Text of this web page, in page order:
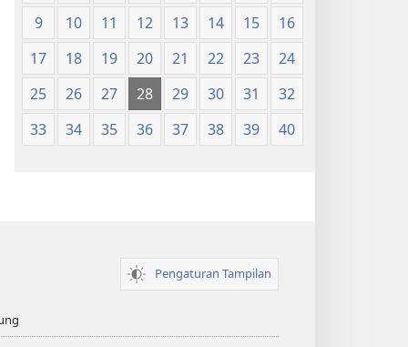
9
10 11 12 13 14 15
16
17
18 19 20 21 22 23
24
25
26 27 28 29 30 31
32
33
34 35 36 37 38 39 40
Pengaturan Tampilan